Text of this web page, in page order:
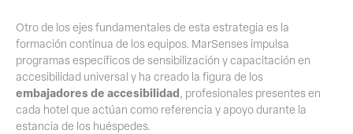
Otro de los ejes fundamentales de esta estrategia es la
formación continua de los equipos. MarSenses impulsa
programas específicos de sensibilización y capacitación en
accesibilidad universal y ha creado la figura de los
embajadores de accesibilidad, profesionales presentes en
cada hotel que actúan como referencia y apoyo durante la
estancia de los huéspedes.